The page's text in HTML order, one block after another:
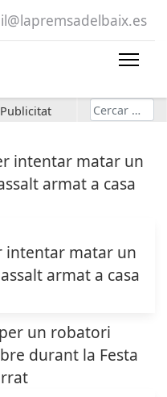
Publicitat Cerca
intentar matar un
armat a casa